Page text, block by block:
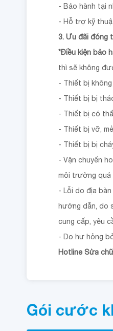
- Bảo hành tại
- Hỗ trợ kỹ
3. Ưu đãi đóng
*Điều kiện bảo
thì sẽ không
- Thiết bị không
- Thiết bị bị
- Thiết bị có
- Thiết bị vỡ,
- Thiết bị bị
- Vận chuyển
môi trường quá
- Lỗi do địa
hướng dẫn, do
cung cấp, yêu
- Do hư hỏng
Hotline Sửa
Gói cước